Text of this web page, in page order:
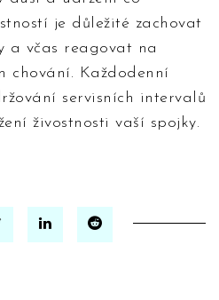
je důležité zachovat
a včas reagovat na
chování. Každodenní
servisních intervalů
živostnosti vaší spojky.